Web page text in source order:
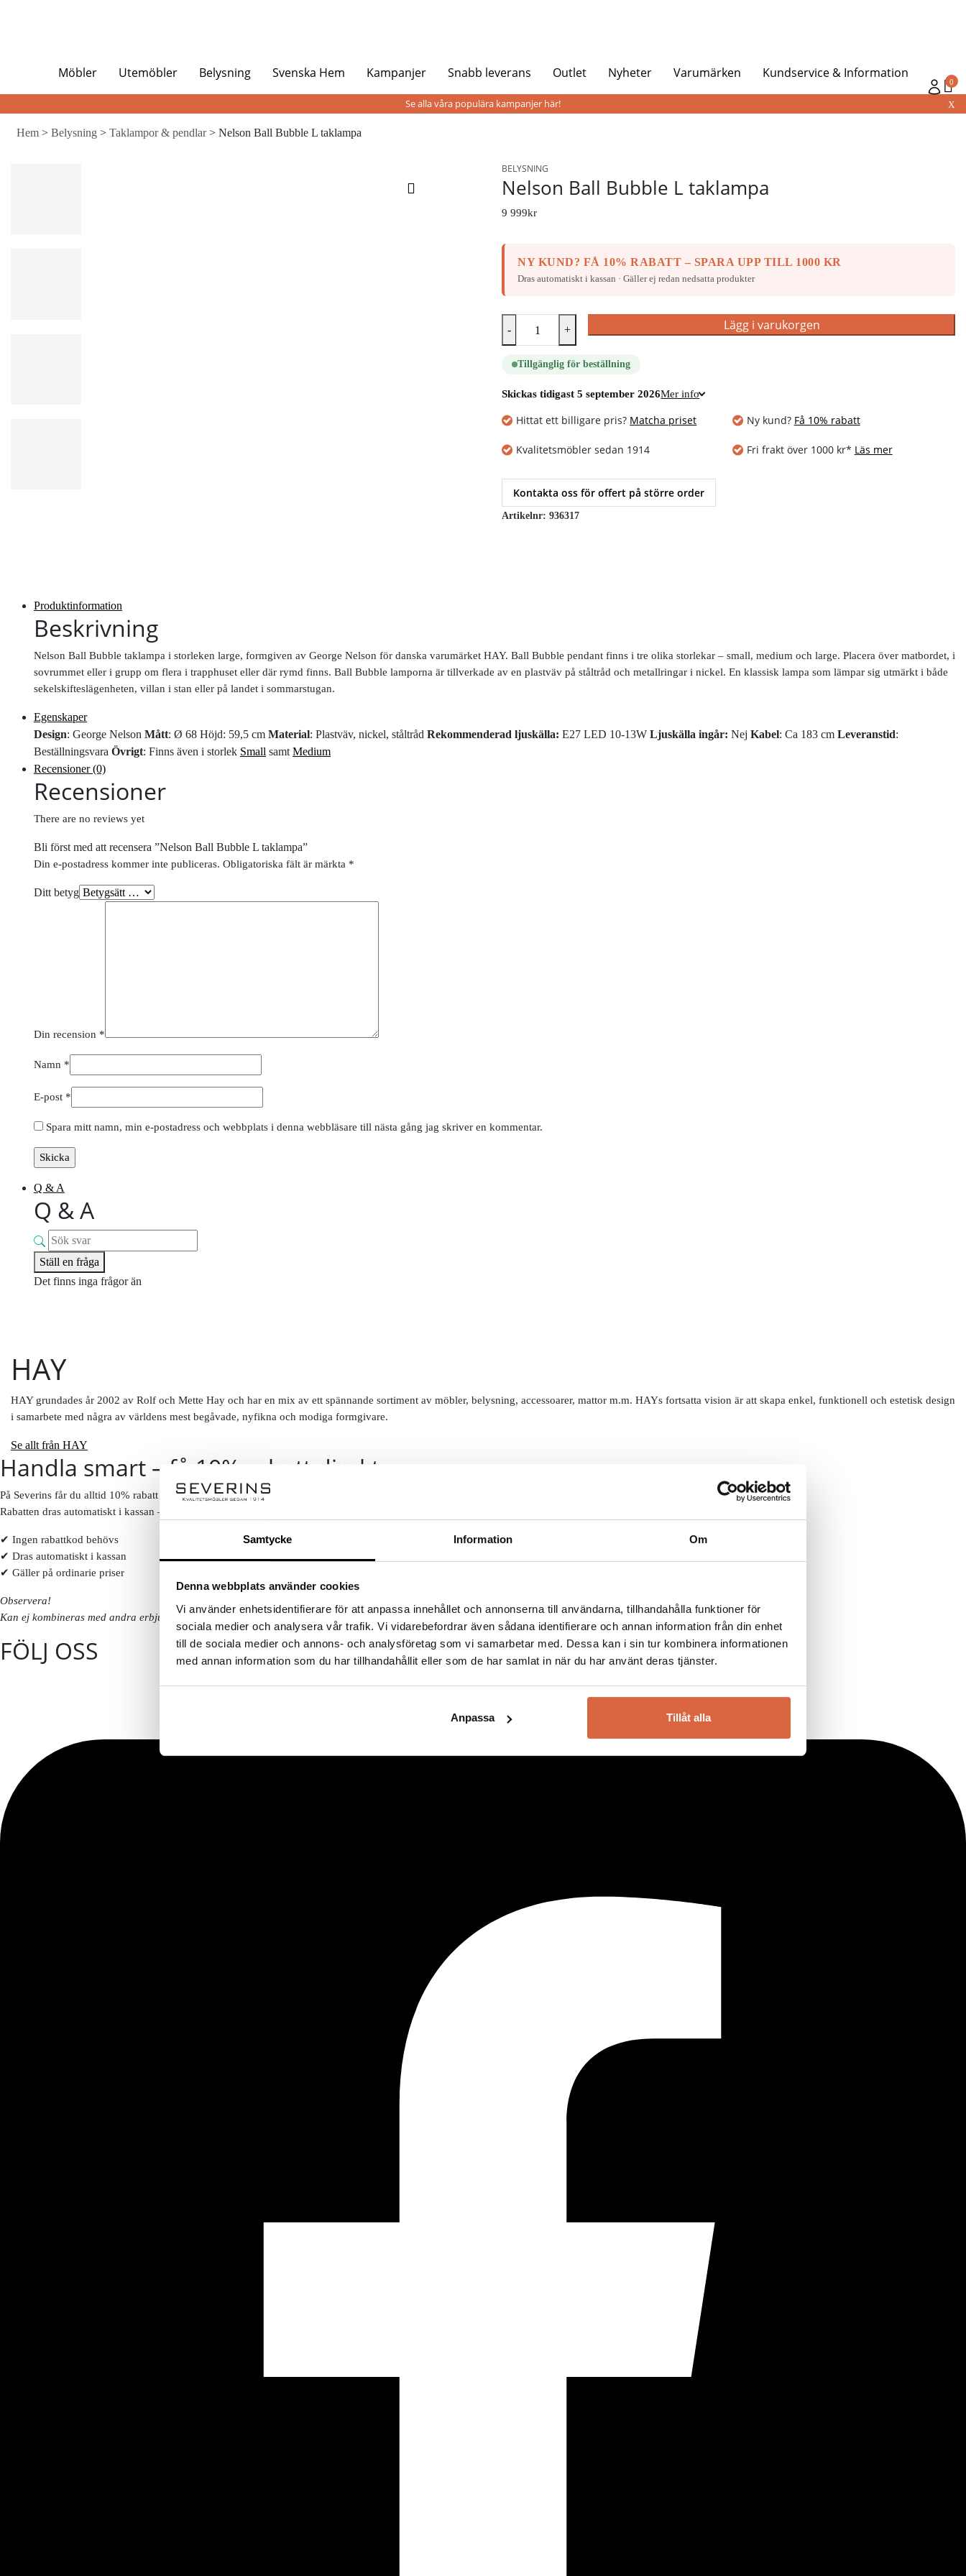
Samtycke Information Om
Denna webbplats använder cookies
Vi använder enhetsidentifierare för att anpassa innehållet och annonserna till användarna, tillhandahålla funktioner för
sociala medier och analysera vår trafik. Vi vidarebefordrar även sådana identifierare och annan information från din enhet
till de sociala medier och annons- och analysföretag som vi samarbetar med. Dessa kan i sin tur kombinera informationen
med annan information som du har tillhandahållit eller som de har samlat in när du har använt deras tjänster.
Anpassa Tillåt alla
0
Möbler Utemöbler Belysning Svenska Hem Kampanjer Snabb leverans Outlet Nyheter Varumärken Kundservice & Information
Se alla våra populära kampanjer här! X
Hem > Belysning > Taklampor & pendlar> Nelson Ball Bubble L taklampa
BELYSNING
Nelson Ball Bubble L taklampa
9 999kr
NY KUND? FÅ 10% RABATT – SPARA UPP TILL 1000 KR
Dras automatiskt i kassan · Gäller ej redan nedsatta produkter
- + Lägg i varukorgen
Tillgänglig för beställning
Skickas tidigast 5 september 2026Mer info
Hittat ett billigare pris? Matcha priset Ny kund? Få 10% rabatt
Kvalitetsmöbler sedan 1914 Fri frakt över 1000 kr* Läs mer
Kontakta oss för offert på större order
Artikelnr:936317
Produktinformation
Beskrivning
Nelson Ball Bubble taklampa i storleken large, formgiven av George Nelson för danska varumärket HAY. Ball Bubble pendant finns i tre olika storlekar – small, medium och large. Placera över matbordet, i
sovrummet eller i grupp om flera i trapphuset eller där rymd finns. Ball Bubble lamporna är tillverkade av en plastväv på ståltråd och metallringar i nickel. En klassisk lampa som lämpar sig utmärkt i både
sekelskifteslägenheten, villan i stan eller på landet i sommarstugan.
Egenskaper
Design: George Nelson Mått: Ø 68 Höjd: 59,5 cm Material: Plastväv, nickel, ståltråd Rekommenderad ljuskälla: E27 LED 10-13W Ljuskälla ingår: Nej Kabel: Ca 183 cm Leveranstid:
Beställningsvara Övrigt: Finns även i storlek Small samt Medium
Recensioner (0)
Recensioner
There are no reviews yet
Bli först med att recensera ”Nelson Ball Bubble L taklampa”
Din e-postadress kommer inte publiceras. Obligatoriska fält är märkta *
Ditt betyg
Din recension *
Namn *
E-post *
Spara mitt namn, min e-postadress och webbplats i denna webbläsare till nästa gång jag skriver en kommentar.
Q & A
Q & A
Ställ en fråga
Det finns inga frågor än
HAY
HAY grundades år 2002 av Rolf och Mette Hay och har en mix av ett spännande sortiment av möbler, belysning, accessoarer, mattor m.m. HAYs fortsatta vision är att skapa enkel, funktionell och estetisk design
i samarbete med några av världens mest begåvade, nyfikna och modiga formgivare.
Se allt från HAY
Handla smart – få 10% rabatt direkt
På Severins får du alltid 10% rabatt på ordinarie priser som ny kund.
Rabatten dras automatiskt i kassan – inga koder behövs.
✔ Ingen rabattkod behövs
✔ Dras automatiskt i kassan
✔ Gäller på ordinarie priser
Observera!
Kan ej kombineras med andra erbjudanden eller redan nedsatta priser. Vissa kategorier och varumärken är exkluderade. Se alla villkor
här!
FÖLJ OSS